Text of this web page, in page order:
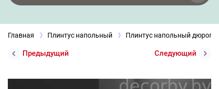
Главная Плинтус напольный Плинтус напольный
Предыдущий Следующий